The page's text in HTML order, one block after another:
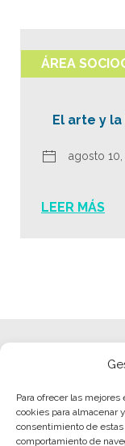
Para ofrecer las
cookies para almacenar
consentimiento de
comportamiento de
ÁREA
El arte y
agosto
LEER MÁS